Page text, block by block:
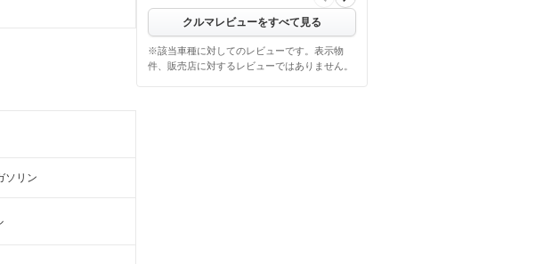
ソリン
クルマレビューをすべて見る
※該当車種に対してのレビューです。表示物
件、販売店に対するレビューではありません。